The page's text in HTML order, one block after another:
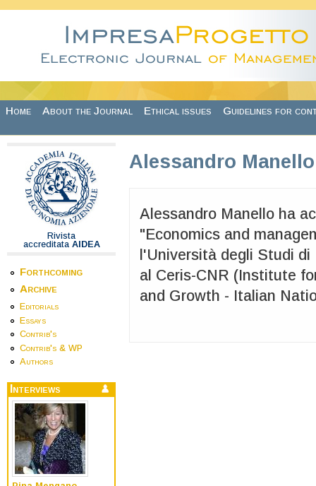
Home About the Journal Ethical issues Guidelines for
Rivista
accreditata AIDEA
Forthcoming
Archive
Editorials
Essays
Contrib's
Contrib's & WP
Authors
Interviews
Alessandro Manello
Alessandro Manello ha
"Economics and
l'Università degli Studi di
al Ceris-CNR (Institute
and Growth - Italian